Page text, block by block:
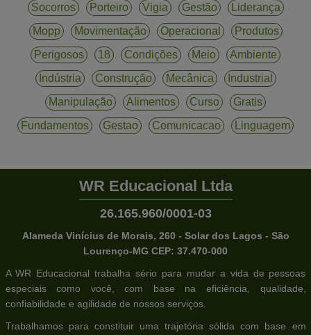
Socorros
Porteiro Vigia Gestão
Liderança
Mopp
Movimentação Operacional
Produtos
Perigosos
18 Condições Meio
Ambiente
Indústria
Construção Mecânica
Industrial
Manipulação
Alimentos Curso
Gratis
Fundamentos
Gestao Comunicacao Linguagem
WR Educacional Ltda
26.165.960/0001-03
Alameda Vinícius de Morais, 260 - Solar dos Lagos - São
Lourenço-MG CEP: 37.470-000
A WR Educacional trabalha sério para mudar a vida de pessoas
especiais como você, com base na eficiência, qualidade,
confiabilidade e agilidade de nossos serviços.
Trabalhamos para constituir uma trajetória sólida com base em